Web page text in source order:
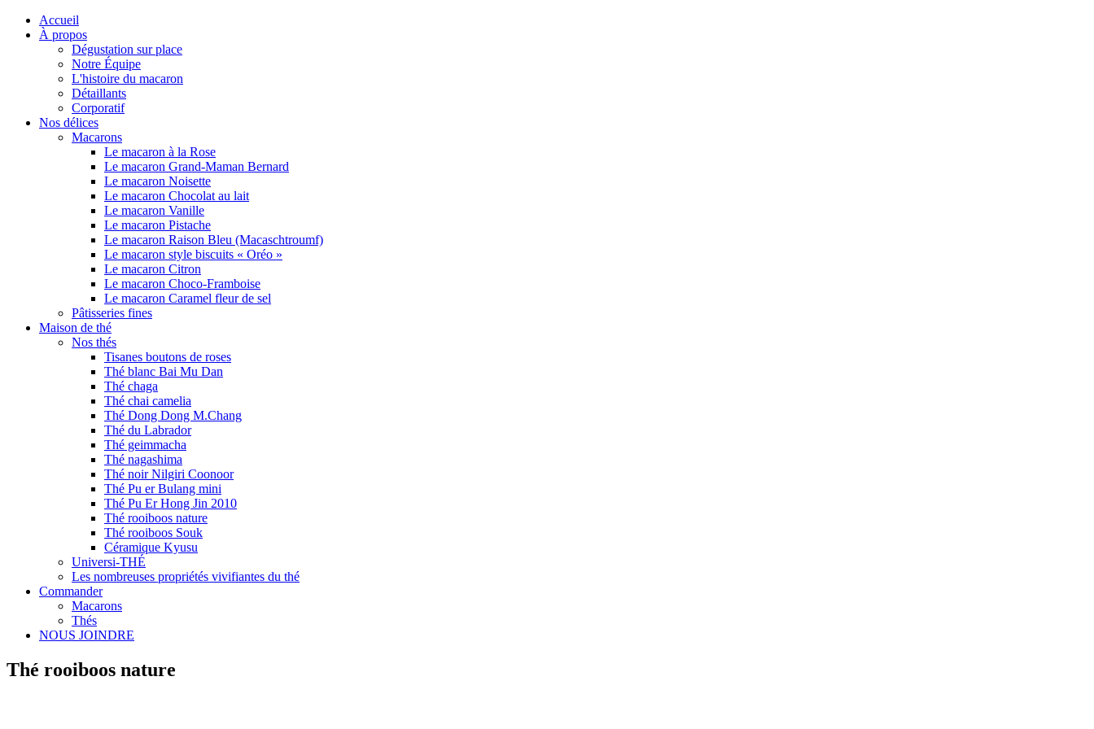
Accueil
À propos
Dégustation sur place
Notre Équipe
L'histoire du macaron
Détaillants
Corporatif
Nos délices
Macarons
Le macaron à la Rose
Le macaron Grand-Maman Bernard
Le macaron Noisette
Le macaron Chocolat au lait
Le macaron Vanille
Le macaron Pistache
Le macaron Raison Bleu (Macaschtroumf)
Le macaron style biscuits « Oréo »
Le macaron Citron
Le macaron Choco-Framboise
Le macaron Caramel fleur de sel
Pâtisseries fines
Maison de thé
Nos thés
Tisanes boutons de roses
Thé blanc Bai Mu Dan
Thé chaga
Thé chai camelia
Thé Dong Dong M.Chang
Thé du Labrador
Thé geimmacha
Thé nagashima
Thé noir Nilgiri Coonoor
Thé Pu er Bulang mini
Thé Pu Er Hong Jin 2010
Thé rooiboos nature
Thé rooiboos Souk
Céramique Kyusu
Universi-THÉ
Les nombreuses propriétés vivifiantes du thé
Commander
Macarons
Thés
NOUS JOINDRE
Thé rooiboos nature